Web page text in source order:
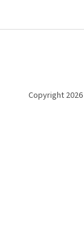
Copyright 2026